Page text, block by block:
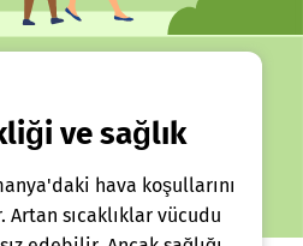
ve sağlık
hava koşullarını
sıcaklıklar vücudu